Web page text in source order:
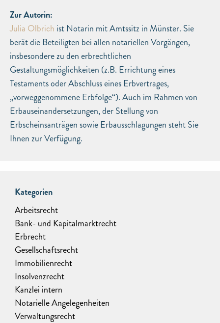
Zur Autorin:
Julia Olbrich ist Notarin mit Amtssitz in Münster. Sie
berät die Beteiligten bei allen notariellen Vorgängen,
insbesondere zu den erbrechtlichen
Gestaltungsmöglichkeiten (z.B. Errichtung eines
Testaments oder Abschluss eines Erbvertrages,
„vorweggenommene Erbfolge“). Auch im Rahmen von
Erbauseinandersetzungen, der Stellung von
Erbscheinsanträgen sowie Erbausschlagungen steht Sie
Ihnen zur Verfügung.
Kategorien
Arbeitsrecht
Bank- und Kapitalmarktrecht
Erbrecht
Gesellschaftsrecht
Immobilienrecht
Insolvenzrecht
Kanzlei intern
Notarielle Angelegenheiten
Verwaltungsrecht